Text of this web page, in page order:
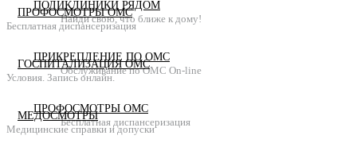
ПОЛИКЛИНИКИ РЯДОМ
Найди свою, что ближе к дому!
ПРИКРЕПЛЕНИЕ ПО ОМС
Обслуживание по ОМС On-line
ПРОФОСМОТРЫ ОМС
Бесплатная диспансеризация
ПРОФОСМОТРЫ ОМС
Бесплатная диспансеризация
ГОСПИТАЛИЗАЦИЯ ОМС
Условия. Запись онлайн.
МЕДОСМОТРЫ
Медицинские справки и допуски